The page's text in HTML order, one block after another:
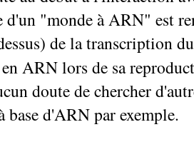
d'un "monde à ARN" est
de la transcription
en ARN lors de sa
doute de chercher
base d'ARN par exemple.